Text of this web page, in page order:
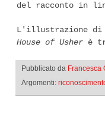
del racconto in
L'illustrazione di
House of Usher è
Pubblicato da Francesca
Argomenti: